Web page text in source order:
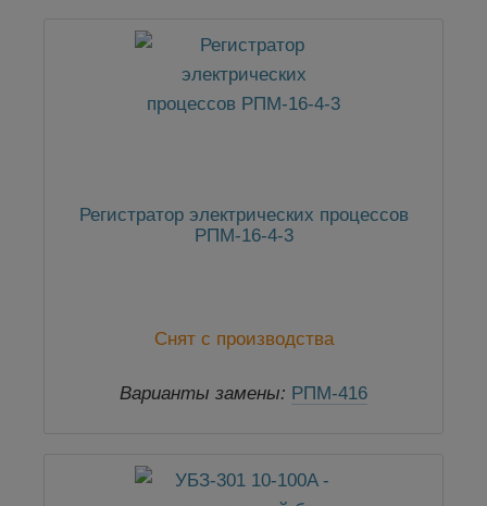
Регистратор электрических процессов
РПМ-16-4-3
Снят с производства
Варианты замены: РПМ-416